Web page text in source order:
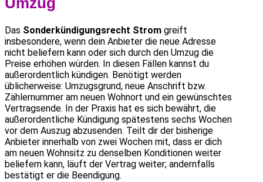
Das Sonderkündigungsrecht Strom greift
insbesondere, wenn dein Anbieter die neue Adresse
nicht beliefern kann oder sich durch den Umzug die
Preise erhöhen würden. In diesen Fällen kannst du
außerordentlich kündigen. Benötigt werden
üblicherweise: Umzugsgrund, neue Anschrift bzw.
Zählernummer am neuen Wohnort und ein gewünschtes
Vertragsende. In der Praxis hat es sich bewährt, die
außerordentliche Kündigung spätestens sechs Wochen
vor dem Auszug abzusenden. Teilt dir der bisherige
Anbieter innerhalb von zwei Wochen mit, dass er dich
am neuen Wohnsitz zu denselben Konditionen weiter
beliefern kann, läuft der Vertrag weiter; andernfalls
bestätigt er die Beendigung.